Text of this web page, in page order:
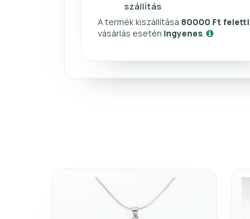
szállítás
A termék kiszállítása 80000 Ft feletti
vásárlás esetén ingyenes.